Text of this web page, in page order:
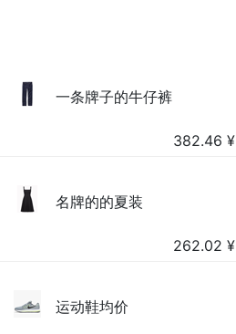
一条牌子的牛仔裤
382.46 ¥
名牌的的夏装
262.02 ¥
运动鞋均价